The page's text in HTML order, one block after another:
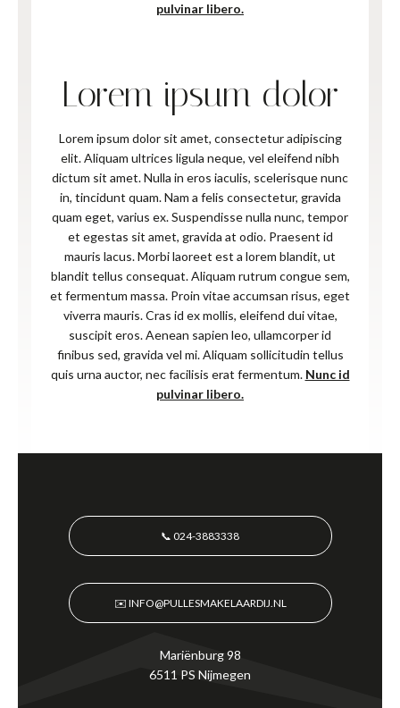
pulvinar libero.
Lorem ipsum dolor
Lorem ipsum dolor sit amet, consectetur adipiscing
elit. Aliquam ultrices ligula neque, vel eleifend nibh
dictum sit amet. Nulla in eros iaculis, scelerisque nunc
in, tincidunt quam. Nam a felis consectetur, gravida
quam eget, varius ex. Suspendisse nulla nunc, tempor
et egestas sit amet, gravida at odio. Praesent id
mauris lacus. Morbi laoreet est a lorem blandit, ut
blandit tellus consequat. Aliquam rutrum congue sem,
et fermentum massa. Proin vitae accumsan risus, eget
viverra mauris. Cras id ex mollis, eleifend dui vitae,
suscipit eros. Aenean sapien leo, ullamcorper id
finibus sed, gravida vel mi. Aliquam sollicitudin tellus
quis urna auctor, nec facilisis erat fermentum. Nunc id
pulvinar libero.
📞 024-3883338
✉️ INFO@PULLESMAKELAARDIJ.NL
Mariënburg 98
6511 PS Nijmegen